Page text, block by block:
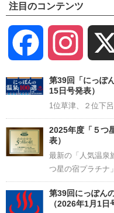
注目のコンテンツ
Facebook
第39回「にっぽ
15日号発表）
1位草津、２位下
2025年度「５つ
表）
最新の「人気温泉
つ星の宿プラチナ
第39回にっぽん
（2026年1月1日